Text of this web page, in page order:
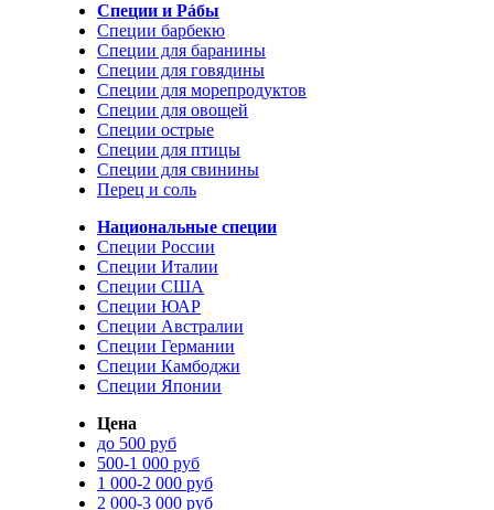
Специи и Рáбы
Специи барбекю
Специи для баранины
Специи для говядины
Специи для морепродуктов
Специи для овощей
Специи острые
Специи для птицы
Специи для свинины
Перец и соль
Национальные специи
Специи России
Специи Италии
Специи США
Специи ЮАР
Специи Австралии
Специи Германии
Специи Камбоджи
Специи Японии
Цена
до 500 руб
500-1 000 руб
1 000-2 000 руб
2 000-3 000 руб